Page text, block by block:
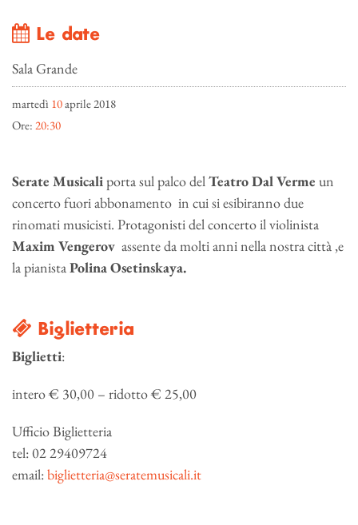
Le date
Sala Grande
martedì 10aprile 2018
Ore: 20:30
Serate Musicaliporta sul palco delTeatro Dal Verme un
concerto fuori abbonamento in cui si esibiranno due
rinomati musicisti. Protagonisti del concerto il violinista
Maxim Vengerov assente da molti anni nella nostra città ,e
la pianistaPolina Osetinskaya.
Biglietteria
Biglietti:
intero € 30,00 – ridotto € 25,00
Ufficio Biglietteria
tel: 02 29409724
email:biglietteria@seratemusicali.it